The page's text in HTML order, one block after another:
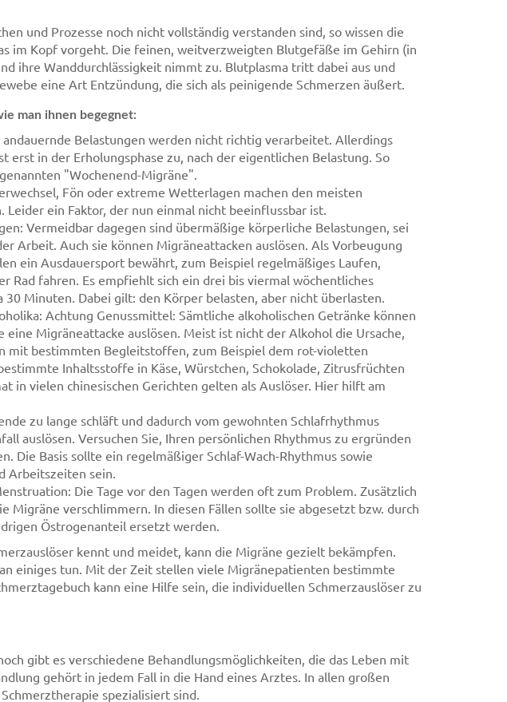
und Prozesse noch nicht vollständig verstanden sind, so wissen die
im Kopf vorgeht. Die feinen, weitverzweigten Blutgefäße im Gehirn (in
ihre Wanddurchlässigkeit nimmt zu. Blutplasma tritt dabei aus und
eine Art Entzündung, die sich als peinigende Schmerzen äußert.
man ihnen begegnet:
Belastungen werden nicht richtig verarbeitet. Allerdings
erst in der Erholungsphase zu, nach der eigentlichen Belastung. So
"Wochenend-Migräne".
Fön oder extreme Wetterlagen machen den meisten
Leider ein Faktor, der nun einmal nicht beeinflussbar ist.
Vermeidbar dagegen sind übermäßige körperliche Belastungen, sei
Arbeit. Auch sie können Migräneattacken auslösen. Als Vorbeugung
ein Ausdauersport bewährt, zum Beispiel regelmäßiges Laufen,
Rad fahren. Es empfiehlt sich ein drei bis viermal wöchentliches
30 Minuten. Dabei gilt: den Körper belasten, aber nicht überlasten.
Achtung Genussmittel: Sämtliche alkoholischen Getränke können
eine Migräneattacke auslösen. Meist ist nicht der Alkohol die Ursache,
mit bestimmten Begleitstoffen, zum Beispiel dem rot-violetten
Inhaltsstoffe in Käse, Würstchen, Schokolade, Zitrusfrüchten
in vielen chinesischen Gerichten gelten als Auslöser. Hier hilft am
zu lange schläft und dadurch vom gewohnten Schlafrhythmus
auslösen. Versuchen Sie, Ihren persönlichen Rhythmus zu ergründen
Die Basis sollte ein regelmäßiger Schlaf-Wach-Rhythmus sowie
Arbeitszeiten sein.
Die Tage vor den Tagen werden oft zum Problem. Zusätzlich
Migräne verschlimmern. In diesen Fällen sollte sie abgesetzt bzw. durch
Östrogenanteil ersetzt werden.
kennt und meidet, kann die Migräne gezielt bekämpfen.
einiges tun. Mit der Zeit stellen viele Migränepatienten bestimmte
kann eine Hilfe sein, die individuellen Schmerzauslöser zu
gibt es verschiedene Behandlungsmöglichkeiten, die das Leben mit
gehört in jedem Fall in die Hand eines Arztes. In allen großen
spezialisiert sind.